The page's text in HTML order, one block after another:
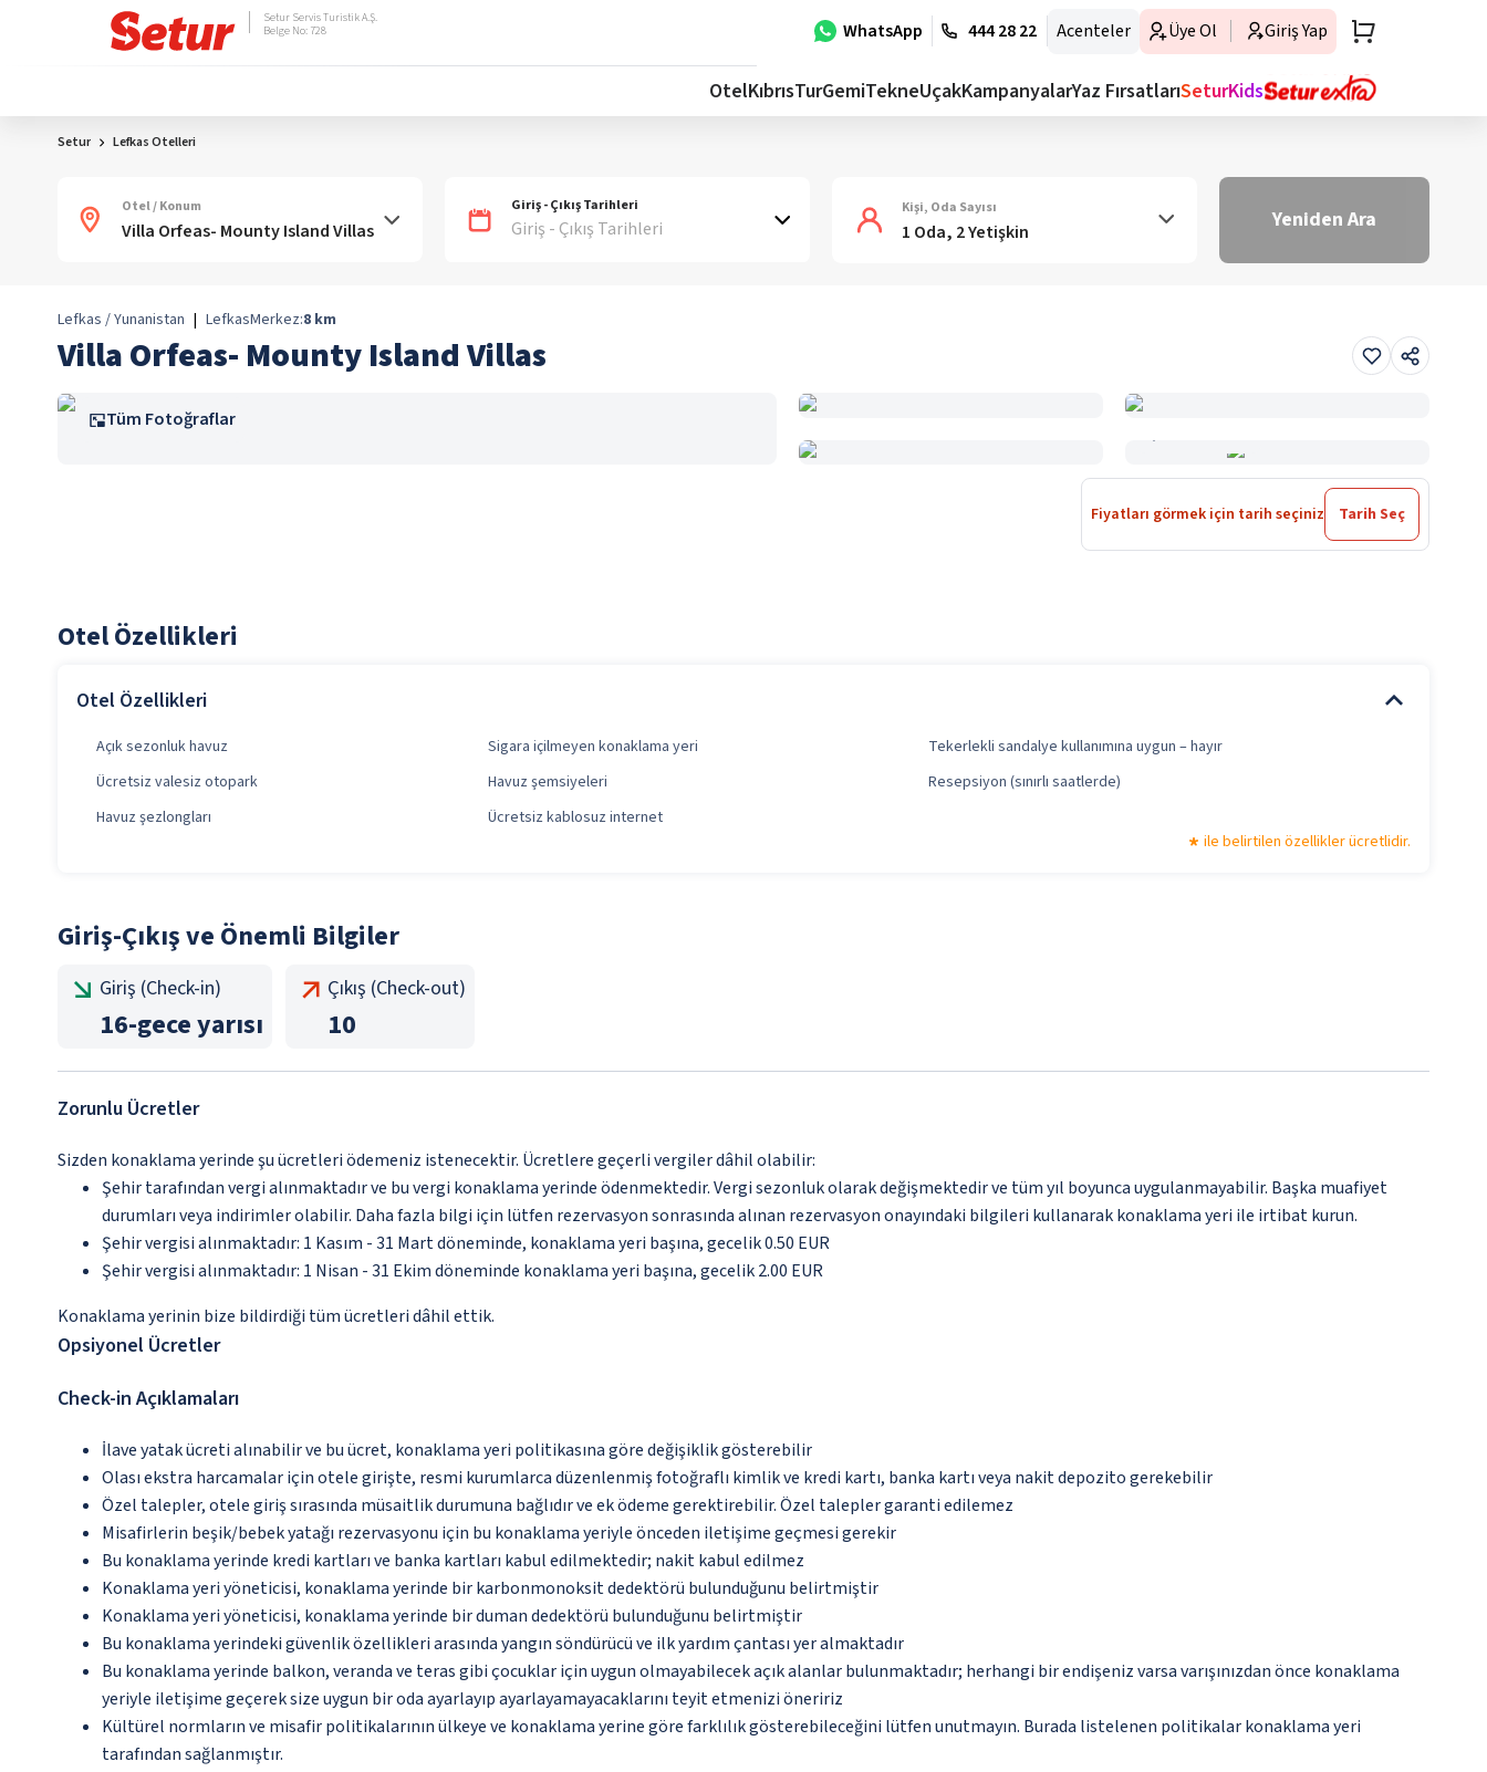
WhatsApp 444 28 22 Acenteler Üye Ol Giriş Yap
Setur Servis Turistik A.Ş.
Belge No: 728
OtelKıbrısTurGemiTekneUçakKampanyalarYaz FırsatlarıSeturKids
Setur Lefkas Otelleri
Otel / Konum Giriş - Çıkış Tarihleri
Giriş - Çıkış Tarihleri
Kişi, Oda Sayısı
1 Oda, 2 Yetişkin Yeniden Ara
Lefkas / Yunanistan | LefkasMerkez:8 km
Villa Orfeas- Mounty Island Villas
Tüm Fotoğraflar
Fiyatları görmek için tarih seçiniz Tarih Seç
Otel Özellikleri
Otel Özellikleri
Açık sezonluk havuz Sigara içilmeyen konaklama yeri
Tekerlekli sandalye kullanımına uygun – hayır
Ücretsiz valesiz otopark
Havuz şemsiyeleri
Resepsiyon (sınırlı saatlerde)
Havuz şezlongları
Ücretsiz kablosuz internet
ile belirtilen özellikler ücretlidir.
Giriş-Çıkış ve Önemli Bilgiler
Giriş (Check-in)
16-gece yarısı
Çıkış (Check-out)
10
Zorunlu Ücretler
Sizden konaklama yerinde şu ücretleri ödemeniz istenecektir. Ücretlere geçerli vergiler dâhil olabilir:
Şehir tarafından vergi alınmaktadır ve bu vergi konaklama yerinde ödenmektedir. Vergi sezonluk olarak değişmektedir ve tüm yıl boyunca uygulanmayabilir. Başka muafiyet
durumları veya indirimler olabilir. Daha fazla bilgi için lütfen rezervasyon sonrasında alınan rezervasyon onayındaki bilgileri kullanarak konaklama yeri ile irtibat kurun.
Şehir vergisi alınmaktadır: 1 Kasım - 31 Mart döneminde, konaklama yeri başına, gecelik 0.50 EUR
Şehir vergisi alınmaktadır: 1 Nisan - 31 Ekim döneminde konaklama yeri başına, gecelik 2.00 EUR
Konaklama yerinin bize bildirdiği tüm ücretleri dâhil ettik.
Opsiyonel Ücretler
Check-in Açıklamaları
İlave yatak ücreti alınabilir ve bu ücret, konaklama yeri politikasına göre değişiklik gösterebilir
Olası ekstra harcamalar için otele girişte, resmi kurumlarca düzenlenmiş fotoğraflı kimlik ve kredi kartı, banka kartı veya nakit depozito gerekebilir
Özel talepler, otele giriş sırasında müsaitlik durumuna bağlıdır ve ek ödeme gerektirebilir. Özel talepler garanti edilemez
Misafirlerin beşik/bebek yatağı rezervasyonu için bu konaklama yeriyle önceden iletişime geçmesi gerekir
Bu konaklama yerinde kredi kartları ve banka kartları kabul edilmektedir; nakit kabul edilmez
Konaklama yeri yöneticisi, konaklama yerinde bir karbonmonoksit dedektörü bulunduğunu belirtmiştir
Konaklama yeri yöneticisi, konaklama yerinde bir duman dedektörü bulunduğunu belirtmiştir
Bu konaklama yerindeki güvenlik özellikleri arasında yangın söndürücü ve ilk yardım çantası yer almaktadır
Bu konaklama yerinde balkon, veranda ve teras gibi çocuklar için uygun olmayabilecek açık alanlar bulunmaktadır; herhangi bir endişeniz varsa varışınızdan önce konaklama
yeriyle iletişime geçerek size uygun bir oda ayarlayıp ayarlayamayacaklarını teyit etmenizi öneririz
Kültürel normların ve misafir politikalarının ülkeye ve konaklama yerine göre farklılık gösterebileceğini lütfen unutmayın. Burada listelenen politikalar konaklama yeri
tarafından sağlanmıştır.